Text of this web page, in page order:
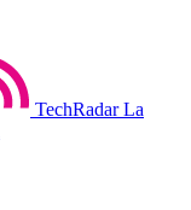
TechRadar La